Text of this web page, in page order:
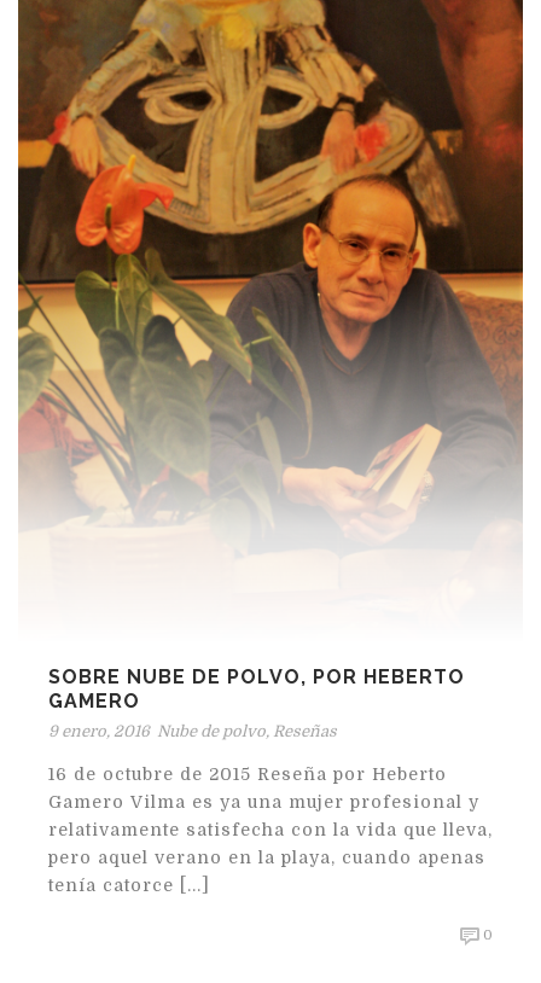
SOBRE NUBE DE POLVO, POR HEBERTO
GAMERO
9 enero, 2016 Nube de polvo, Reseñas
16 de octubre de 2015 Reseña por Heberto
Gamero Vilma es ya una mujer profesional y
relativamente satisfecha con la vida que lleva,
pero aquel verano en la playa, cuando apenas
tenía catorce [...]
0